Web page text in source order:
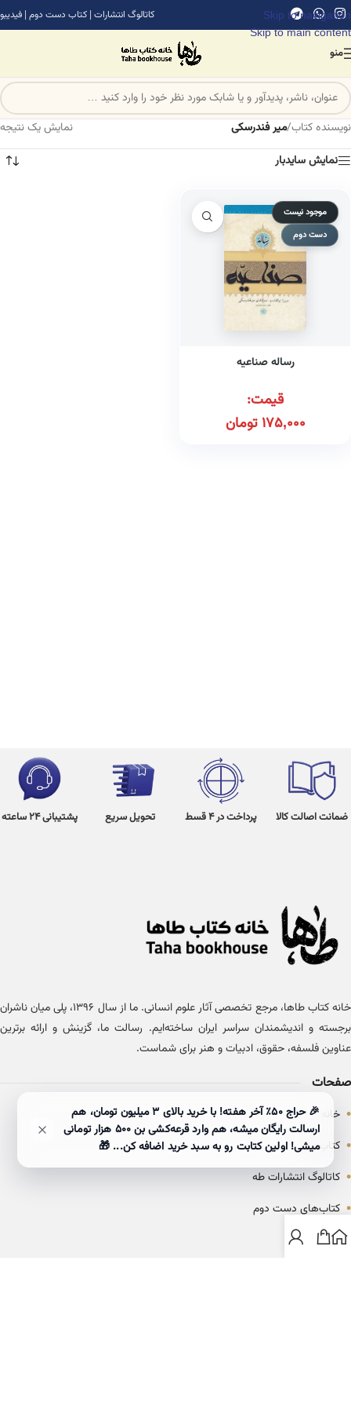
Skip to navigation
Skip to main content
کاتالوگ انتشارات | کتاب دست دوم | فیدیبو
منو
نویسنده کتاب/میر فندرسکی
نمایش یک نتیجه
نمایش سایدبار
موجود نیست
دست دوم
رساله صناعیه
قیمت:
175,000تومان
ضمانت اصالت کالا پرداخت در 4 قسط تحویل سریع پشتیبانی 24 ساعته
خانه کتاب طاها، مرجع تخصصی آثار علوم انسانی. ما از سال ۱۳۹۶، پلی میان ناشران
برجسته و اندیشمندان سراسر ایران ساخته‌ایم. رسالت ما، گزینش و ارائه برترین
عناوین فلسفه، حقوق، ادبیات و هنر برای شماست.
صفحات
• خانه
• کتاب‌ها
• کاتالوگ انتشارات طه
• کتاب‌های دست دوم
• بلاگ
🎉 حراج ۵۰٪ آخر هفته! با خرید بالای 3 میلیون تومان، هم
ارسالت رایگان میشه، هم وارد قرعه‌کشی بن ۵۰۰ هزار تومانی
میشی! اولین کتابت رو به سبد خرید اضافه کن... 🎁